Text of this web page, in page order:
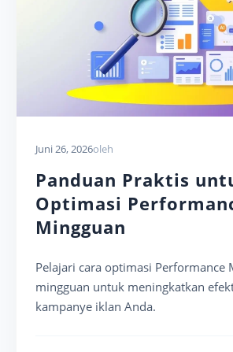
Juni 26, 2026oleh
Panduan Praktis
Optimasi
Mingguan
Pelajari cara optimasi Performance
mingguan untuk meningkatkan
kampanye iklan Anda.